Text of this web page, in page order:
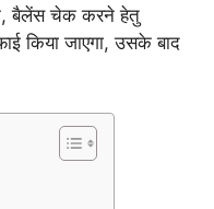
बैलेंस चेक करने हेतु
किया जाएगा, उसके बाद